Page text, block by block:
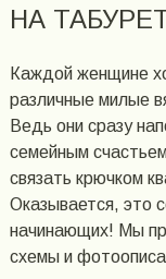
НА
Каждой женщине
различные милые
Ведь они сразу
семейным
связать крючком
Оказывается, это
начинающих! Мы
схемы и